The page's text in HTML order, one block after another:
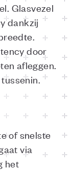
Glasvezel
dankzij
door
afleggen.
of snelste
via
het